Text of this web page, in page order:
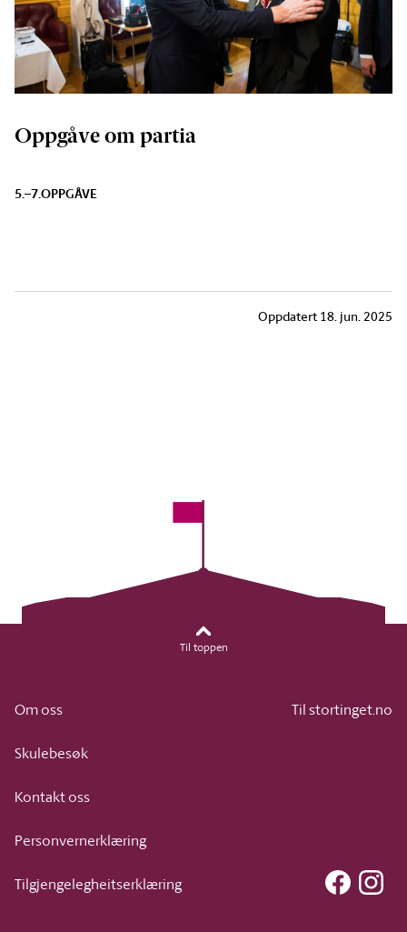
Oppgåve om partia
5.–7.OPPGÅVE
Oppdatert18. jun. 2025
Til toppen
Til stortinget.no
Om oss
Skulebesøk
Kontakt oss
Personvernerklæring
Tilgjengelegheitserklæring